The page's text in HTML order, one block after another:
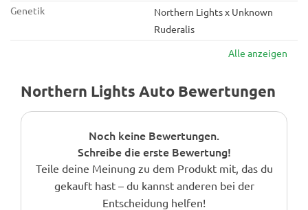
Genetik
Northern Lights x Unknown
Ruderalis
Alle anzeigen
Northern Lights Auto Bewertungen
Noch keine Bewertungen.
Schreibe die erste Bewertung!
Teile deine Meinung zu dem Produkt mit, das du
gekauft hast – du kannst anderen bei der
Entscheidung helfen!